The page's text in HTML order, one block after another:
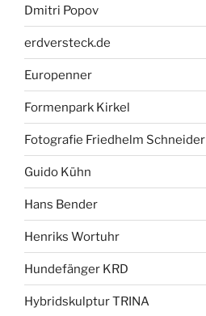
Dmitri Popov
erdversteck.de
Europenner
Formenpark Kirkel
Fotografie Friedhelm Schneider
Guido Kühn
Hans Bender
Henriks Wortuhr
Hundefänger KRD
Hybridskulptur TRINA